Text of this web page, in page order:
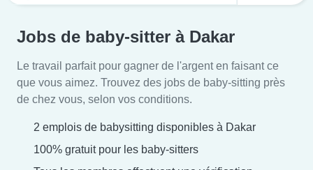
Jobs de baby-sitter à Dakar
Le travail parfait pour gagner de l'argent en faisant ce
que vous aimez. Trouvez des jobs de baby-sitting près
de chez vous, selon vos conditions.
2 emplois de babysitting disponibles à Dakar
100% gratuit pour les baby-sitters